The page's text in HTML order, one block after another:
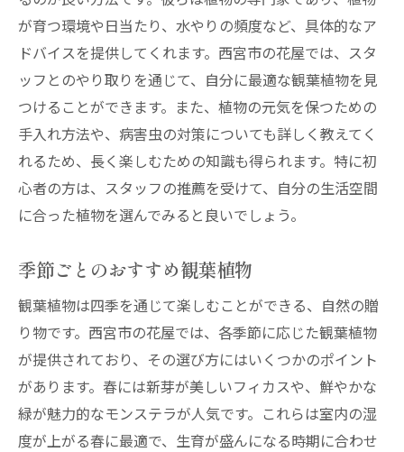
西宮市での観葉植物人気の理由
花屋を通じて知る植物の魅力
西宮市の花屋で観葉植物を選ぶコツと楽しみ方
植物選びのポイントを学ぶ
花屋スタッフからのアドバイス
自分好みの植物スタイルを見つける
観葉植物を長持ちさせるために
観葉植物選びで失敗しない方法
地域の花屋で暮らしに彩りを添える観葉植物
観葉植物で彩るおしゃれな部屋
花屋が提供する色とりどりの緑
地域の魅力を感じる植物選び
西宮市の花屋で植物愛好家に
が育つ環境や日当たり、水やりの頻度など、具体的なア
ドバイスを提供してくれます。西宮市の花屋では、スタ
ッフとのやり取りを通じて、自分に最適な観葉植物を見
つけることができます。また、植物の元気を保つための
手入れ方法や、病害虫の対策についても詳しく教えてく
れるため、長く楽しむための知識も得られます。特に初
心者の方は、スタッフの推薦を受けて、自分の生活空間
に合った植物を選んでみると良いでしょう。
季節ごとのおすすめ観葉植物
観葉植物は四季を通じて楽しむことができる、自然の贈
り物です。西宮市の花屋では、各季節に応じた観葉植物
が提供されており、その選び方にはいくつかのポイント
があります。春には新芽が美しいフィカスや、鮮やかな
緑が魅力的なモンステラが人気です。これらは室内の湿
度が上がる春に最適で、生育が盛んになる時期に合わせ